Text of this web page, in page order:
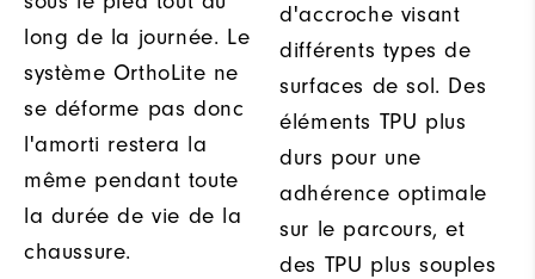
long de la journée. Le
système OrthoLite ne
se déforme pas donc
l'amorti restera la
même pendant toute
la durée de vie de la
chaussure.
d'accroche visant
différents types de
surfaces de sol. Des
éléments TPU plus
durs pour une
adhérence optimale
sur le parcours, et
des TPU plus souples